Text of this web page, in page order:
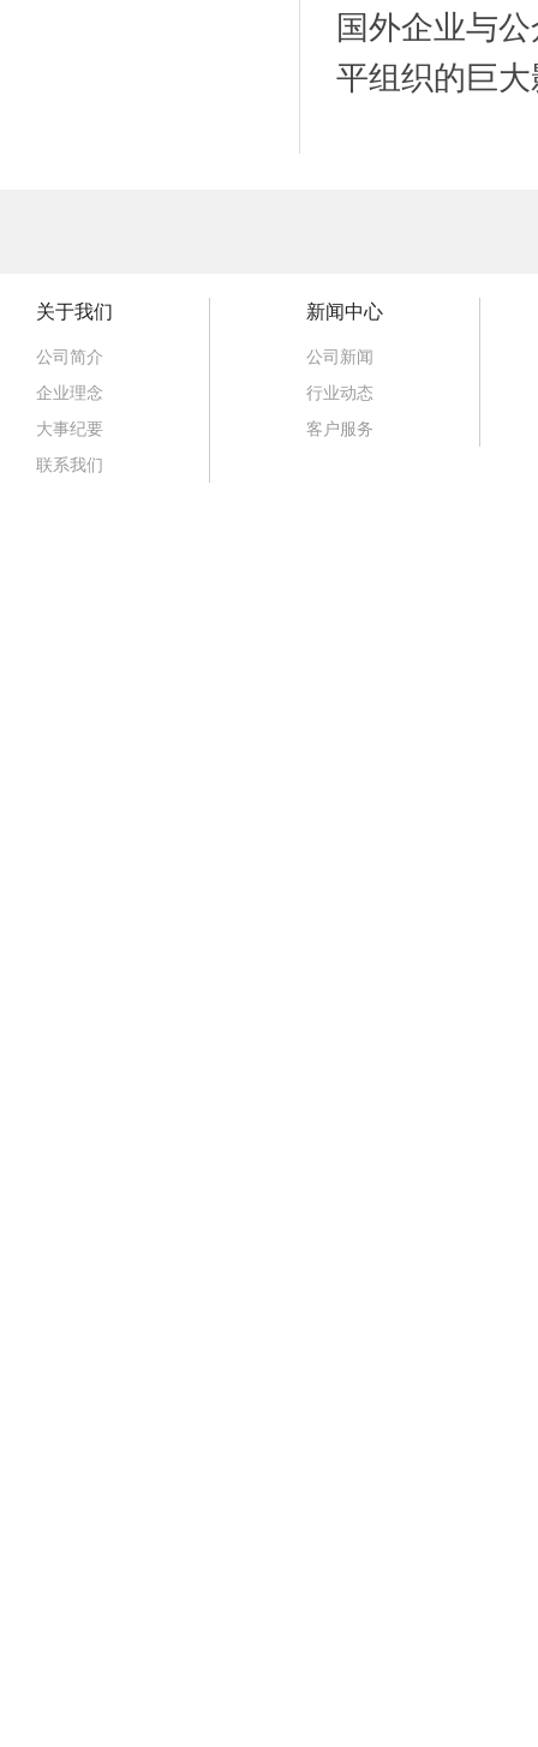
国外企业与
平组织的巨
关于我们
公司简介
企业理念
大事纪要
联系我们
新闻中心
公司新闻
行业动态
客户服务